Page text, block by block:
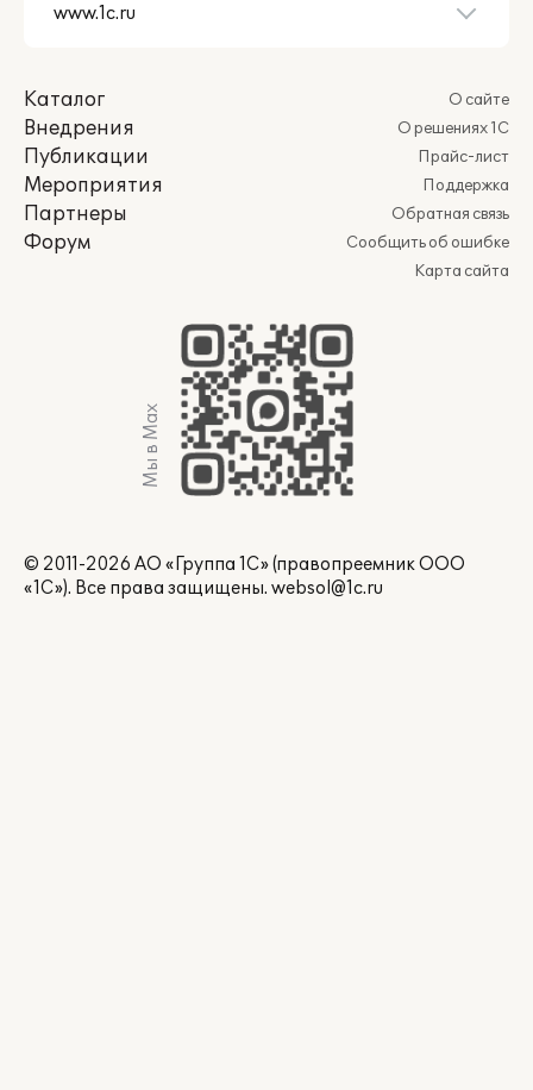
Каталог
Внедрения
Публикации
Мероприятия
Партнеры
Форум
О сайте
О решениях 1С
Прайс-лист
Поддержка
Обратная связь
Сообщить об ошибке
Карта сайта
Мы в Max
© 2011-2026 АО «Группа 1С» (правопреемник ООО
«1С»). Все права защищены. websol@1c.ru